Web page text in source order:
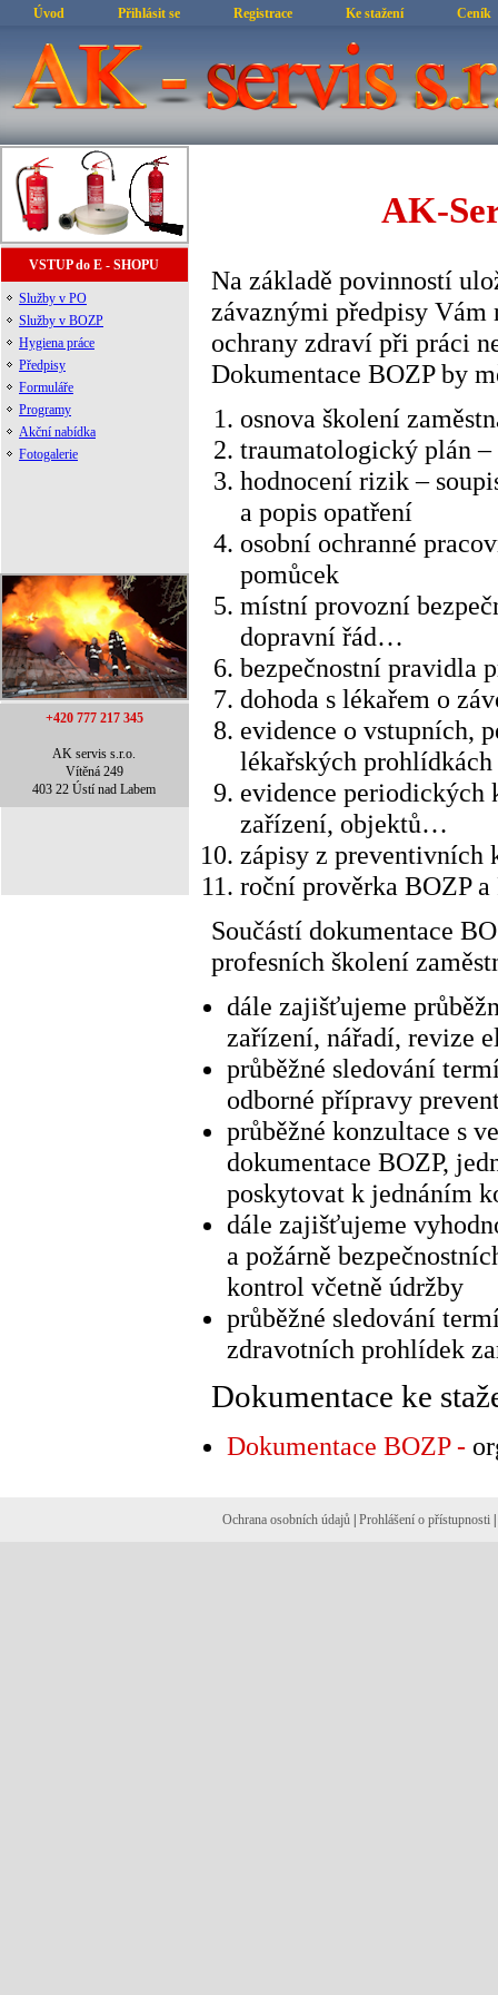
AK-
Na základě povinností
závaznými předpisy Vám
ochrany zdraví při práci
Dokumentace BOZP by
osnova školení
traumatologický plán
hodnocení rizik –
a popis opatření
osobní ochranné
pomůcek
místní provozní
dopravní řád…
bezpečnostní pravidla
dohoda s lékařem o
evidence o vstupních,
lékařských prohlídkách
evidence
zařízení, objektů…
zápisy z preventivních
roční prověrka BOZP a
Součástí dokumentace
profesních školení
dále zajišťujeme
zařízení, nářadí, revize
průběžné sledování
odborné přípravy
průběžné konzultace s
dokumentace BOZP,
poskytovat k jednáním
dále zajišťujeme
a požárně
kontrol včetně údržby
průběžné sledování
zdravotních prohlídek
Dokumentace ke
Dokumentace BOZP -
Služby v PO
Služby v BOZP
Hygiena práce
Předpisy
Formuláře
Programy
Akční nabídka
Fotogalerie
VSTUP do E - SHOPU
Úvod Přihlásit se Registrace Ke stažení Ceník
+420 777 217 345
AK servis s.r.o.
Vítěná 249
403 22 Ústí nad Labem
Ochrana osobních údajů |Prohlášení o přístupnosti